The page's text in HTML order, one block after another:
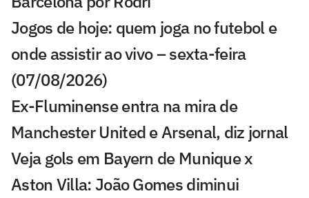
Jogos de hoje: quem joga no futebol e
onde assistir ao vivo – sexta-feira
(07/08/2026)
Ex-Fluminense entra na mira de
Manchester United e Arsenal, diz jornal
Veja gols em Bayern de Munique x
Aston Villa: João Gomes diminui